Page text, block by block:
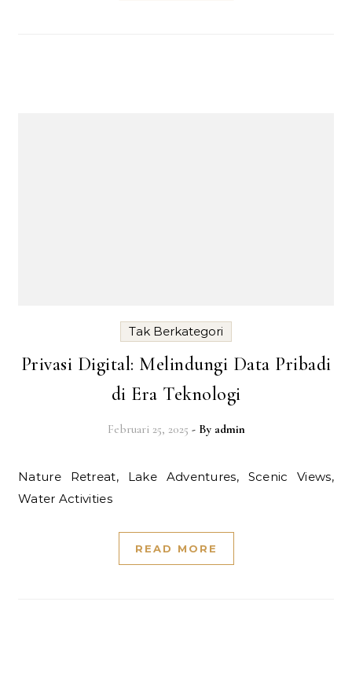
Tak Berkategori
Privasi Digital: Melindungi Data Pribadi
di Era Teknologi
Februari 25, 2025 - By admin
Nature Retreat, Lake Adventures, Scenic Views,
Water Activities
READ MORE